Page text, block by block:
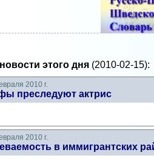
этого дня(2010-02-15):
2010 г.
преследуют актрис
2010 г.
в иммигрантских